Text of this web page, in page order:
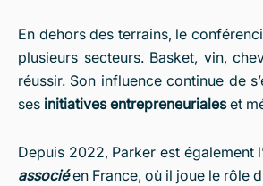
En dehors des terrains, le
plusieurs secteurs. Basket, vin,
réussir. Son influence continue de
ses initiatives entrepreneurialeset
Depuis 2022, Parker est également
associé en France, où il joue le rôle